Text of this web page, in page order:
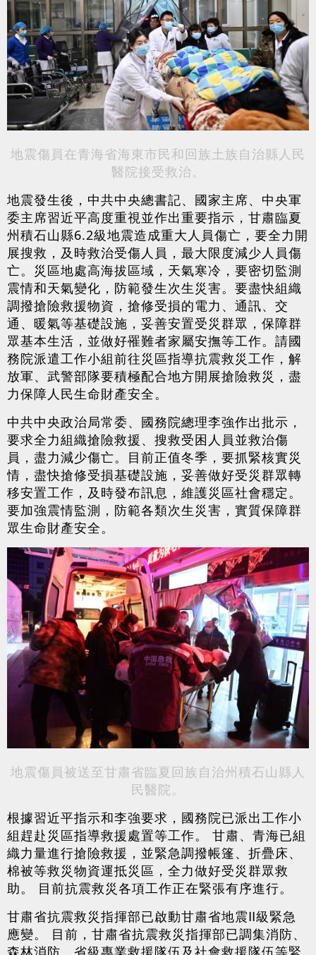
地震傷員在青海省海東市民和回族土族自治縣人民
醫院接受救治。
地震發生後，中共中央總書記、國家主席、中央軍
委主席習近平高度重視並作出重要指示，甘肅臨夏
州積石山縣6.2級地震造成重大人員傷亡，要全力開
展搜救，及時救治受傷人員，最大限度減少人員傷
亡。災區地處高海拔區域，天氣寒冷，要密切監測
震情和天氣變化，防範發生次生災害。要盡快組織
調撥搶險救援物資，搶修受損的電力、通訊、交
通、暖氣等基礎設施，妥善安置受災群眾，保障群
眾基本生活，並做好罹難者家屬安撫等工作。請國
務院派遣工作小組前往災區指導抗震救災工作，解
放軍、武警部隊要積極配合地方開展搶險救災，盡
力保障人民生命財產安全。
中共中央政治局常委、國務院總理李強作出批示，
要求全力組織搶險救援、搜救受困人員並救治傷
員，盡力減少傷亡。目前正值冬季，要抓緊核實災
情，盡快搶修受損基礎設施，妥善做好受災群眾轉
移安置工作，及時發布訊息，維護災區社會穩定。
要加強震情監測，防範各類次生災害，實質保障群
眾生命財產安全。
地震傷員被送至甘肅省臨夏回族自治州積石山縣人
民醫院。
根據習近平指示和李強要求，國務院已派出工作小
組趕赴災區指導救援處置等工作。 甘肅、青海已組
織力量進行搶險救援，並緊急調撥帳篷、折疊床、
棉被等救災物資運抵災區，全力做好受災群眾救
助。 目前抗震救災各項工作正在緊張有序進行。
甘肅省抗震救災指揮部已啟動甘肅省地震Ⅱ級緊急
應變。 目前，甘肅省抗震救災指揮部已調集消防、
森林消防、省級專業救援隊伍及社會救援隊伍等緊